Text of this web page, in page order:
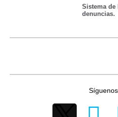
Sistema de
denuncias.